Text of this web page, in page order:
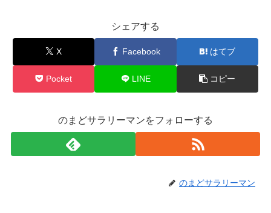
シェアする
X Facebook はてブ
Pocket LINE コピー
のまどサラリーマンをフォローする
のまどサラリーマン